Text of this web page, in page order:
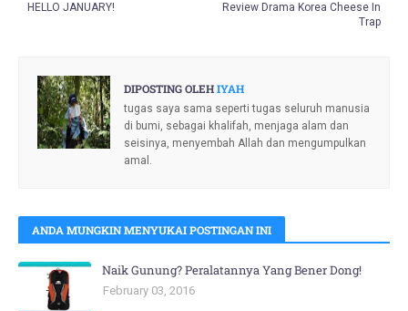
Review Drama Korea Cheese In
Trap
HELLO JANUARY!
DIPOSTING OLEHIYAH
tugas saya sama seperti tugas seluruh manusia
di bumi, sebagai khalifah, menjaga alam dan
seisinya, menyembah Allah dan mengumpulkan
amal.
ANDA MUNGKIN MENYUKAI POSTINGAN INI
Naik Gunung? Peralatannya Yang Bener Dong!
February 03, 2016